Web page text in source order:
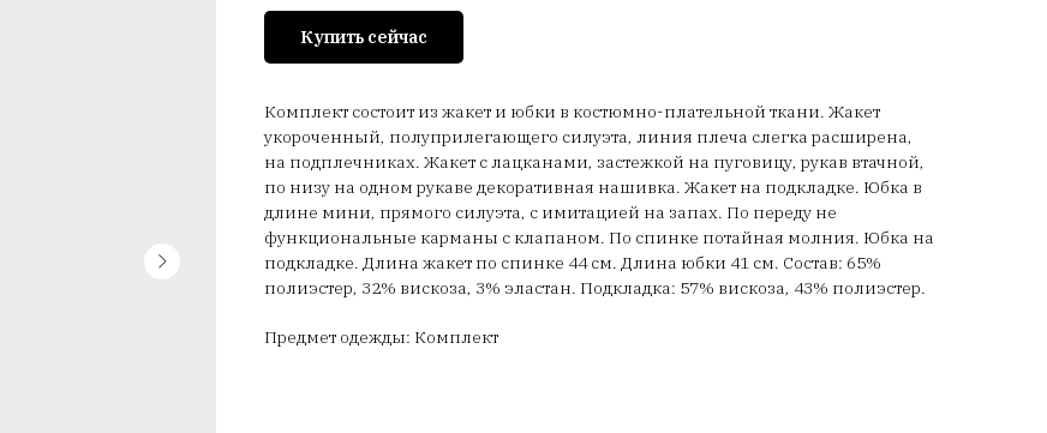
Купить сейчас
Комплект состоит из жакет и юбки в костюмно-плательной ткани. Жакет
укороченный, полуприлегающего силуэта, линия плеча слегка расширена,
на подплечниках. Жакет с лацканами, застежкой на пуговицу, рукав втачной,
по низу на одном рукаве декоративная нашивка. Жакет на подкладке. Юбка в
длине мини, прямого силуэта, с имитацией на запах. По переду не
функциональные карманы с клапаном. По спинке потайная молния. Юбка на
подкладке. Длина жакет по спинке 44 см. Длина юбки 41 см. Состав: 65%
полиэстер, 32% вискоза, 3% эластан. Подкладка: 57% вискоза, 43% полиэстер.
Предмет одежды: Комплект